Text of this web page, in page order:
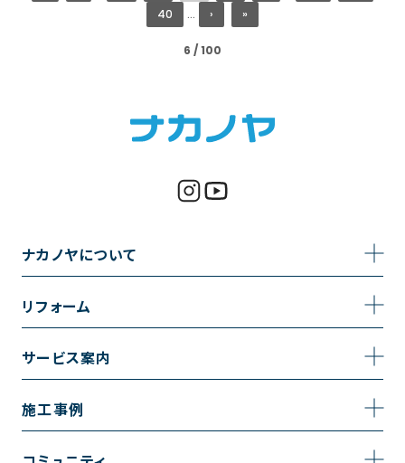
6 / 100
40
... › »
ナカノヤについて
事業内容
採用情報
リフォーム
トイレのリフォーム
キッチンのリフォーム
サービス案内
サービスの流れ
施工事例
施工事例一覧